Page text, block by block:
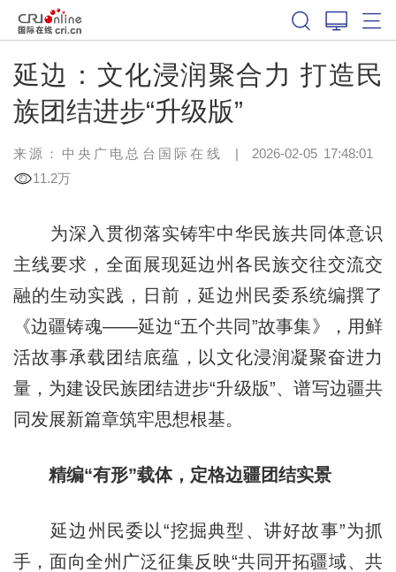
延边：文化浸润聚合力 打造民
族团结进步“升级版”
来源：中央广电总台国际在线 | 2026-02-05 17:48:01
11.2万
为深入贯彻落实铸牢中华民族共同体意识
主线要求，全面展现延边州各民族交往交流交
融的生动实践，日前，延边州民委系统编撰了
《边疆铸魂——延边“五个共同”故事集》，用鲜
活故事承载团结底蕴，以文化浸润凝聚奋进力
量，为建设民族团结进步“升级版”、谱写边疆共
同发展新篇章筑牢思想根基。
精编“有形”载体，定格边疆团结实景
延边州民委以“挖掘典型、讲好故事”为抓
手，面向全州广泛征集反映“共同开拓疆域、共